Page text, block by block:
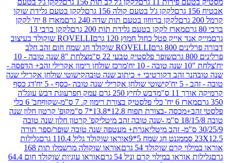
11 גרם
לקקן ג'ל לב תות 156 גרם
לקקן ג'ל בטעם
לקקן ג'ל בטעם קולה 156 גרם
לקקן בטעם גלידת שוקו
לקקן ברווזון בטעם תות שדה 240 גרם
מארז 8 יח' לקקן
מארז לקקן בטעם גלידת תות 200 גרם
לקקן ברבי 13
אייק פטל כחול חמוץ 120 גרם
ROVELLI שוקולד בעיצוב
גרם
ROVELLI שוקולד חג שמח חום זהב חלב
שופר פלסטיק טבעי 22 ס"מ
צלחת "8 שנה טובה - 10
מרכז שולחן רימון אקרילי זהב+ הדפסה -
זהב דקורטיבי + כיתוב שנה טובהקישוטי שולחן אקרילי שנה
קישוטי שולחן אקרילי שנה טובה -כסף - 5 יח'
דג כסף
ס"מ
דבש לחיץ 250 גרם עמק חפר
עוגת דבש עוגל'ה
בצורת רימון ק. 7 ס"מ-שקוף
חב' 6 כלי
-בצורת תפוח 12.8*13.8*7 ס"מ
קופ' קרטון חלון שנה
קפ' קרטון חלון שנה טובה
אגרת+ מעטפה שנה טובה שופר/ספר תורה
מגנט חג שמח 5*9
אוראו שוקולד גליל 110.4 גרם
גלילות
קרם שוקולד 54 גרם
אוראו שוקולה מרשמלו תות 168
במילוי קרם וניל 54 גרם
אוראו עוגיות שוקולד חום 64.4